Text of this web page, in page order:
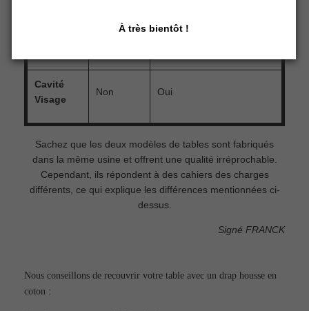
A vie sur la structure - 5
Cavité
Visage
Non Oui
Sachez que les deux modèles de tables sont fabriqués
dans la même usine et offrent une qualité irréprochable.
Cependant, ils répondent à des cahiers des charges
différents, ce qui explique les différences mentionnées ci-
dessus.
Signé FRANCK
Nous conseillons de recouvrir votre table avec un drap housse en
coton :
À très bientôt !